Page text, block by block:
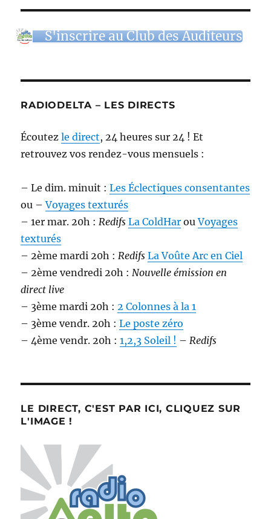
S'inscrire au Club des Auditeurs
RADIODELTA – LES DIRECTS
Écoutezle direct, 24 heures sur 24 ! Et
retrouvez vos rendez-vous mensuels :
– Le dim. minuit :Les Éclectiques consentantes
ou –Voyages texturés
– 1er mar. 20h :Redifs La ColdHar ouVoyages
texturés
– 2ème mardi 20h :Redifs La Voûte Arc en Ciel
– 2ème vendredi 20h :Nouvelle émission en
direct live
– 3ème mardi 20h :2 Colonnes à la 1
– 3ème vendr. 20h :Le poste zéro
– 4ème vendr. 20h :1,2,3 Soleil ! –Redifs
LE DIRECT, C'EST PAR ICI, CLIQUEZ SUR
L'IMAGE !